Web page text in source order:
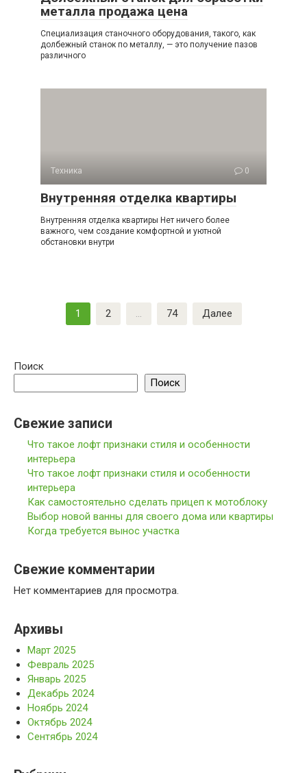
металла продажа цена
Специализация станочного оборудования, такого, как
долбежный станок по металлу, — это получение пазов
различного
Техника 0
Внутренняя отделка квартиры
Внутренняя отделка квартиры Нет ничего более
важного, чем создание комфортной и уютной
обстановки внутри
1 2 … 74 Далее
Поиск
Поиск
Свежие записи
Что такое лофт признаки стиля и особенности
интерьера
Что такое лофт признаки стиля и особенности
интерьера
Как самостоятельно сделать прицеп к мотоблоку
Выбор новой ванны для своего дома или квартиры
Когда требуется вынос участка
Свежие комментарии
Нет комментариев для просмотра.
Архивы
Март 2025
Февраль 2025
Январь 2025
Декабрь 2024
Ноябрь 2024
Октябрь 2024
Сентябрь 2024